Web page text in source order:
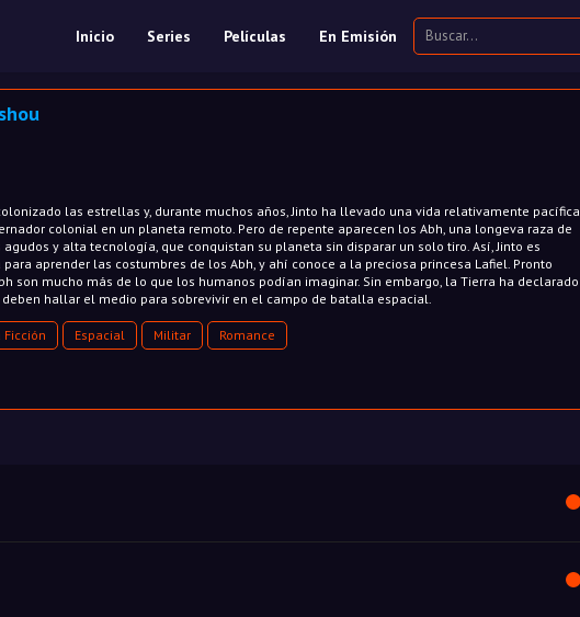
Inicio Series Películas En Emisión
las estrellas y, durante muchos años, Jinto ha llevado una vida relativamente pacífica
colonial en un planeta remoto. Pero de repente aparecen los Abh, una longeva raza de
y alta tecnología, que conquistan su planeta sin disparar un solo tiro. Así, Jinto es
aprender las costumbres de los Abh, y ahí conoce a la preciosa princesa Lafiel. Pronto
son mucho más de lo que los humanos podían imaginar. Sin embargo, la Tierra ha declarado
deben hallar el medio para sobrevivir en el campo de batalla espacial.
Ficción Espacial Militar Romance